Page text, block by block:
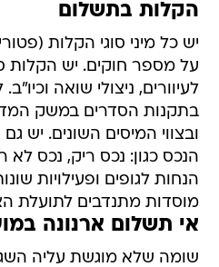
הקלות בתשלום
יש כל מיני סוגי הקלות
על מספר חוקים. יש הקלות
לעיוורים, ניצולי שואה וכיו"ב.
בתקנות הסדרים במשק
ובצווי המיסים השונים. יש
הנכס כגון: נכס ריק, נכס לא
הנחות לגופים ופעילויות
מוסדות מתנדבים לתועלת
אי תשלום ארנונה
שומה שלא מוגשת עליה